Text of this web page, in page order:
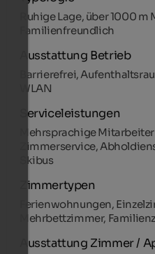
Ruhige Lage, über 1000 m
Familienfreundlich
Ausstattung Betrieb
Barrierefrei,
WLAN
Serviceleistungen
Mehrsprachige
Zimmerservice,
Skibus
Zimmertypen
Ferienwohnungen,
Mehrbettzimmer,
Ausstattung Zimmer /